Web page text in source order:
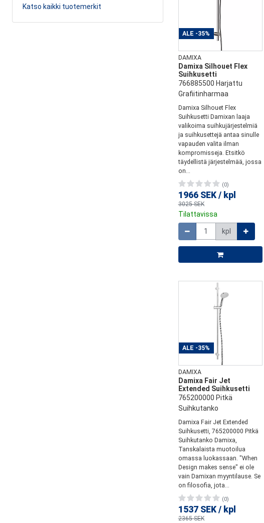
Katso kaikki tuotemerkit
ALE -35%
DAMIXA
Damixa Silhouet Flex
Suihkusetti
766885500 Harjattu
Grafiitinharmaa
Damixa Silhouet Flex
Suihkusetti Damixan laaja
valikoima suihkujärjestelmiä
ja suihkusettejä antaa sinulle
vapauden valita ilman
kompromisseja. Etsitkö
täydellistä järjestelmää, jossa
on...
(0)
1966 SEK / kpl
3025 SEK
Tilattavissa
Määrä
kpl
ALE -35%
DAMIXA
Damixa Fair Jet
Extended Suihkusetti
765200000 Pitkä
Suihkutanko
Damixa Fair Jet Extended
Suihkusetti, 765200000 Pitkä
Suihkutanko Damixa,
Tanskalaista muotoilua
omassa luokassaan. "When
Design makes sense" ei ole
vain Damixan myyntilause. Se
on filosofia, jota...
(0)
1537 SEK / kpl
2365 SEK